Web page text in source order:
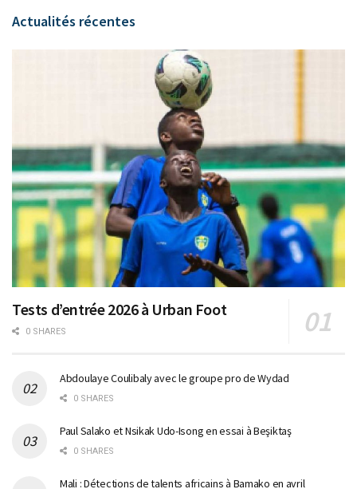
Actualités récentes
Tests d’entrée 2026 à Urban Foot
0 SHARES
Abdoulaye Coulibaly avec le groupe pro de Wydad
0 SHARES
Paul Salako et Nsikak Udo-Isong en essai à Beşiktaş
0 SHARES
Mali : Détections de talents africains à Bamako en avril